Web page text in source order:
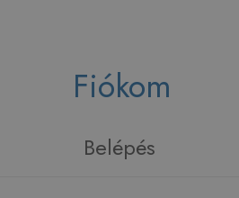
Fiókom
Belépés